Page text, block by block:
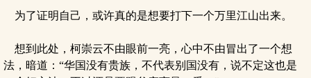
为了证明自己，或许真的是想要打下一个万里江山出来。
想到此处，柯崇云不由眼前一亮，心中不由冒出了一个想
法，暗道：“华国没有贵族，不代表别国没有，说不定这也是